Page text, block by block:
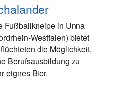
Fußballkneipe in Unna
Westfalen) bietet
die Möglichkeit,
Berufsausbildung zu
eignes Bier.